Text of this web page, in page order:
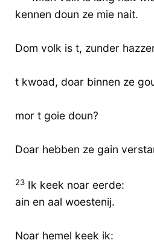
kennen doun ze mie nait.
Dom volk is t, zunder
t kwoad, doar binnen ze
mor t goie doun?
Doar hebben ze gain
23 Ik keek noar eerde:
ain en aal woestenij.
Noar hemel keek ik: